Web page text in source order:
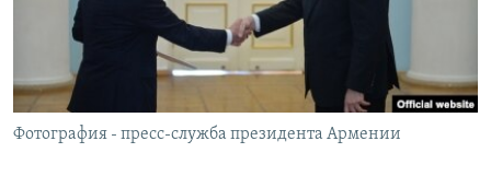
Հայերեն
English
Русский
Фотография - пресс-служба президента Армении